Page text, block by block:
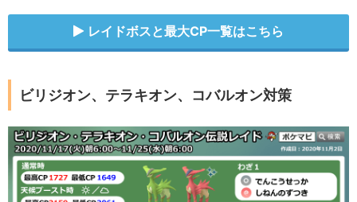
レイドボスと最大CP一覧はこちら
ビリジオン、テラキオン、コバルオン対策